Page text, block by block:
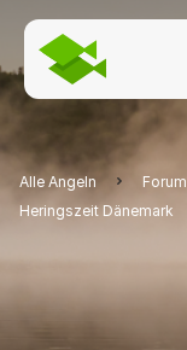
Alle Angeln Forum
Heringszeit Dänemark